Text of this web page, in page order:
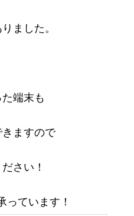
ました。
端末も
ますので
さい！
っています！